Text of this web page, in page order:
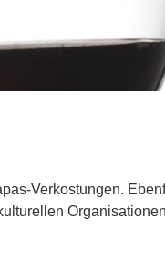
Verkostungen.